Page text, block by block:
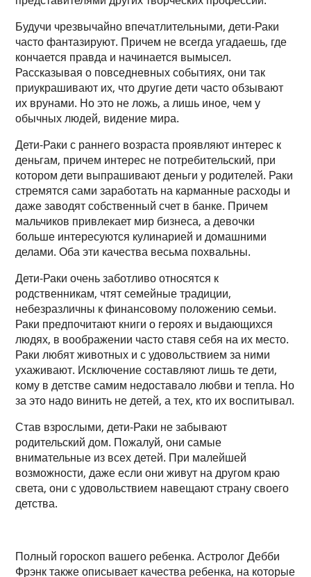
Будучи чрезвычайно впечатлительными, дети-Раки
часто фантазируют. Причем не всегда угадаешь, где
кончается правда и начинается вымысел.
Рассказывая о повседневных событиях, они так
приукрашивают их, что другие дети часто обзывают
их врунами. Но это не ложь, а лишь иное, чем у
обычных людей, видение мира.
Дети-Раки с раннего возраста проявляют интерес к
деньгам, причем интерес не потребительский, при
котором дети выпрашивают деньги у родителей. Раки
стремятся сами заработать на карманные расходы и
даже заводят собственный счет в банке. Причем
мальчиков привлекает мир бизнеса, а девочки
больше интересуются кулинарией и домашними
делами. Оба эти качества весьма похвальны.
Дети-Раки очень заботливо относятся к
родственникам, чтят семейные традиции,
небезразличны к финансовому положению семьи.
Раки предпочитают книги о героях и выдающихся
людях, в воображении часто ставя себя на их место.
Раки любят животных и с удовольствием за ними
ухаживают. Исключение составляют лишь те дети,
кому в детстве самим недоставало любви и тепла. Но
за это надо винить не детей, а тех, кто их воспитывал.
Став взрослыми, дети-Раки не забывают
родительский дом. Пожалуй, они самые
внимательные из всех детей. При малейшей
возможности, даже если они живут на другом краю
света, они с удовольствием навещают страну своего
детства.
Полный гороскоп вашего ребенка. Астролог Дебби
Фрэнк также описывает качества ребенка, на которые